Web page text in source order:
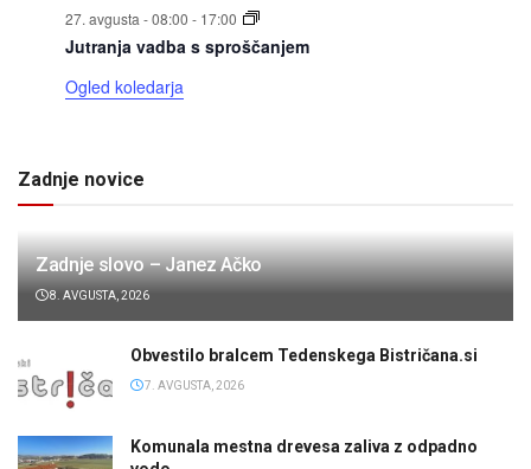
27. avgusta - 08:00 - 17:00
Jutranja vadba s sproščanjem
Ogled koledarja
Zadnje novice
Zadnje slovo – Janez Ačko
8. AVGUSTA, 2026
Obvestilo bralcem Tedenskega Bistričana.si
7. AVGUSTA, 2026
Komunala mestna drevesa zaliva z odpadno